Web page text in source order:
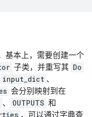
基本上，需要创建一个
子类，并重写其 Do
input_dict 、
会分别映射到在
、 OUTPUTS 和
，可以通过字典查